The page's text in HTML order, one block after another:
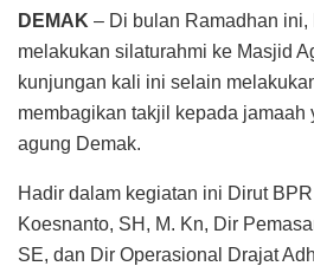
DEMAK – Di bulan Ramadhan
melakukan silaturahmi ke Masjid
kunjungan kali ini selain
membagikan takjil kepada jamaah
agung Demak.
Hadir dalam kegiatan ini Dirut
Koesnanto, SH, M. Kn, Dir
SE, dan Dir Operasional Drajat